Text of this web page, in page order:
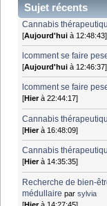
Sujet récents
Cannabis
[Aujourd'hui à 12:48:43]
lcomment se faire
[Aujourd'hui à 12:46:37]
lcomment se faire
[Hierà 22:44:17]
Cannabis
[Hierà 16:48:09]
Cannabis
[Hierà 14:35:35]
Recherche de bien-
médullaire parsylvia